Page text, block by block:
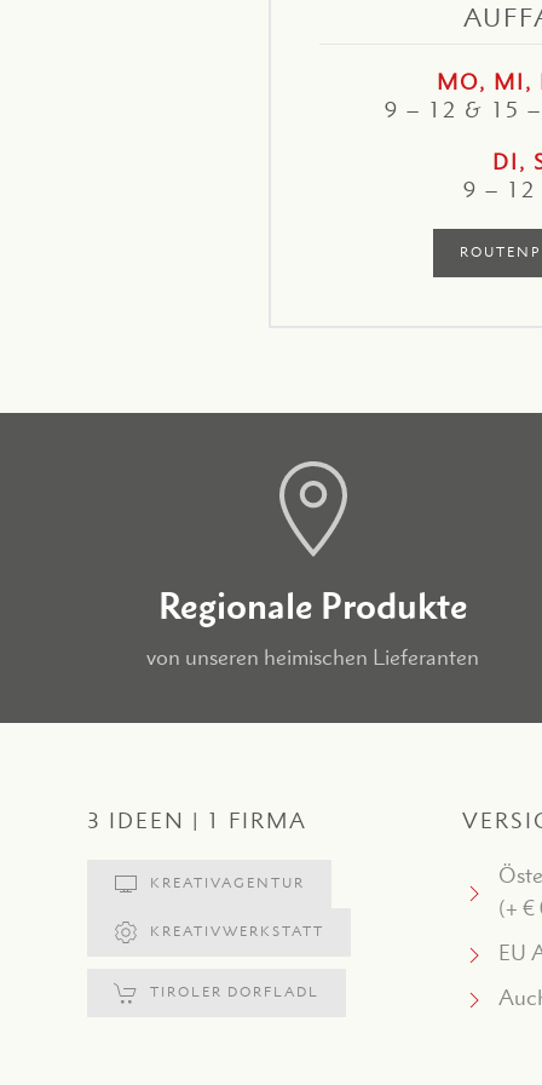
MO, MI,
9 – 12 & 15
DI,
9 – 12
Regionale Produkte
von unseren heimischen Lieferanten
3 IDEEN | 1 FIRMA
KREATIVAGENTUR
KREATIVWERKSTATT
TIROLER DORFLADL
(+ €
EU